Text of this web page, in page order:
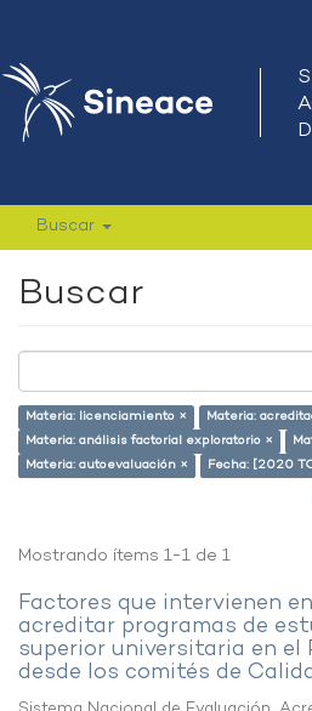
Buscar
Buscar
Materia: licenciamiento ×
Materia:
Materia: análisis factorial exploratorio ×
Materia: autoevaluación ×
Fecha: [2020
Mostrando ítems 1-1 de 1
Factores que intervienen
acreditar programas de
superior universitaria en el
desde los comités de